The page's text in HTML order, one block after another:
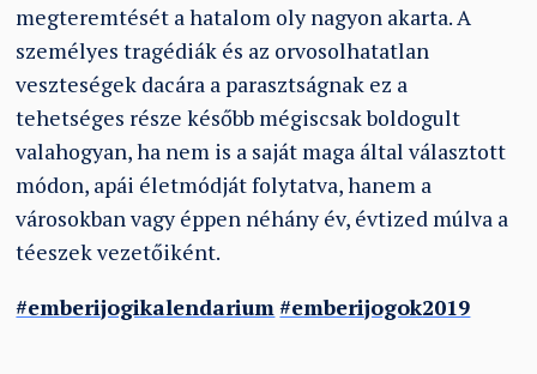
megteremtését a hatalom oly nagyon akarta. A
személyes tragédiák és az orvosolhatatlan
veszteségek dacára a parasztságnak ez a
tehetséges része később mégiscsak boldogult
valahogyan, ha nem is a saját maga által választott
módon, apái életmódját folytatva, hanem a
városokban vagy éppen néhány év, évtized múlva a
téeszek vezetőiként.
#emberijogikalendarium#emberijogok2019